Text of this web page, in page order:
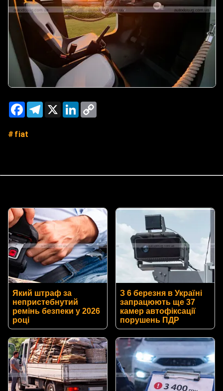
FacebookTelegram
X LinkedIn
fiat
Який штраф за
непристебнутий
ремінь безпеки у 2026
році
З 6 березня в Україні
запрацюють ще 37
камер автофіксації
порушень ПДР